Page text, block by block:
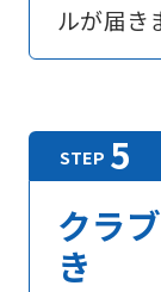
ルが届き
クラ
き